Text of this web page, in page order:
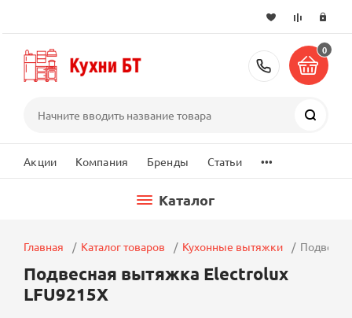
+7 (495)
0
Акции Компания Бренды Статьи ...
Каталог
Главная Каталог товаров Кухонные вытяжки
Подвесная вытяжка Electrolux
LFU9215X